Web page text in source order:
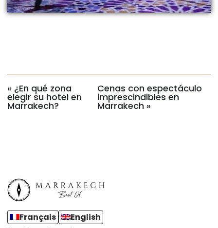
« ¿En qué zona
elegir su hotel en
Marrakech?
Cenas con espectáculo
imprescindibles en
Marrakech »
Français
English